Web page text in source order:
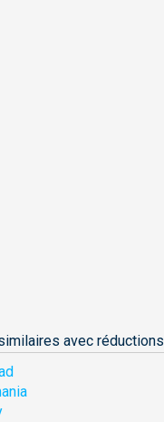
avec réductions